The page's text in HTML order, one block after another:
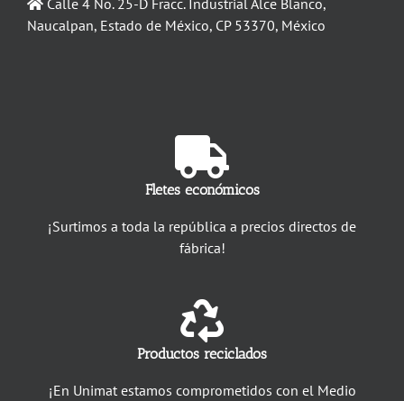
Naucalpan, Estado de México, CP 53370, México
Fletes económicos
¡Surtimos a toda la república a precios directos de
fábrica!
Productos reciclados
¡En Unimat estamos comprometidos con el Medio